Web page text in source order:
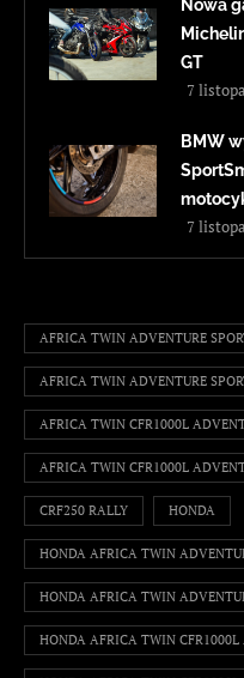
Nowa
GT
7
BMW
7
AFRICA TWIN ADVENTURE
AFRICA TWIN ADVENTURE
AFRICA TWIN CFR1000L
AFRICA TWIN CFR1000L
CRF250 RALLY HONDA
HONDA AFRICA TWIN
HONDA AFRICA TWIN
HONDA AFRICA TWIN CFR1000L